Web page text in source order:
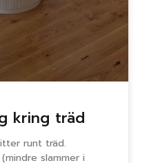
kring träd
runt träd.
slammer i